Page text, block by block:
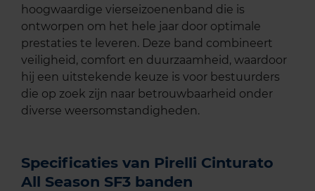
hoogwaardige vierseizoenenband die is
ontworpen om het hele jaar door optimale
prestaties te leveren. Deze band combineert
veiligheid, comfort en duurzaamheid, waardoor
hij een uitstekende keuze is voor bestuurders
die op zoek zijn naar betrouwbaarheid onder
diverse weersomstandigheden.
Specificaties van Pirelli Cinturato
All Season SF3 banden